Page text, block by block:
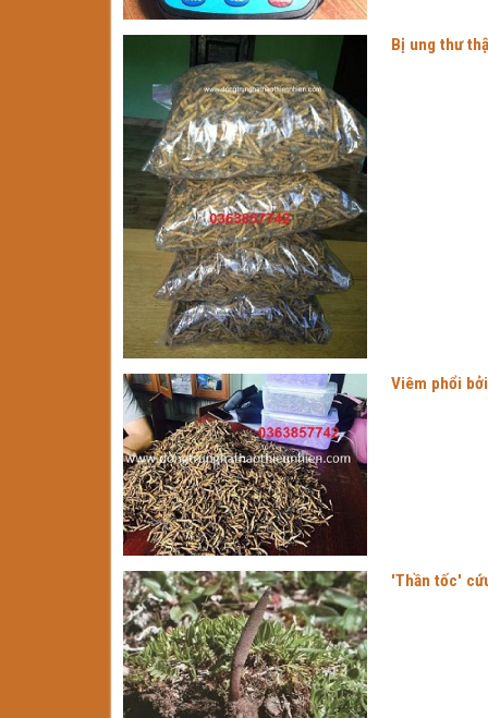
Bị ung thư
Viêm phổi
'Thần tốc'